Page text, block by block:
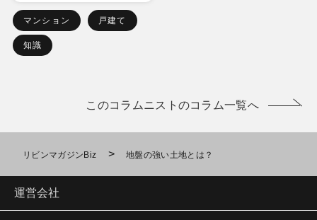
マンション 戸建て
知識
このコラムニストのコラム一覧へ
リビンマガジンBiz > 地盤の強い土地とは？
運営会社